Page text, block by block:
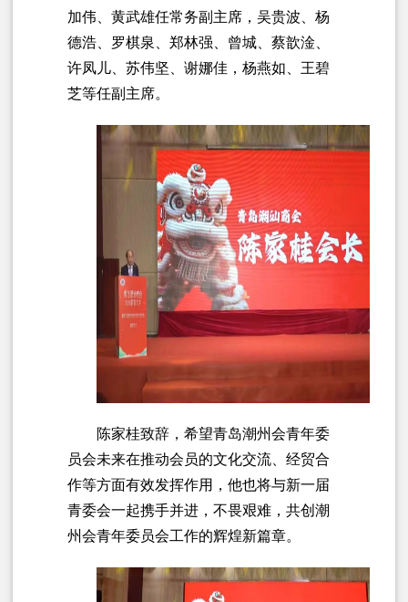
加伟、黄武雄任常务副主席，吴贵波、杨
德浩、罗棋泉、郑林强、曾城、蔡歆淦、
许凤儿、苏伟坚、谢娜佳，杨燕如、王碧
芝等任副主席。
陈家桂致辞，希望青岛潮州会青年委
员会未来在推动会员的文化交流、经贸合
作等方面有效发挥作用，他也将与新一届
青委会一起携手并进，不畏艰难，共创潮
州会青年委员会工作的辉煌新篇章。